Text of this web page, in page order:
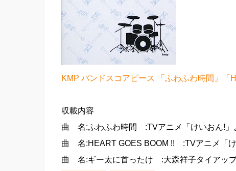
KMP バンドスコアピース 「ふわふわ時間」「
収載内容
曲 名:ふわふわ時間 :TVアニメ「けいおん!」
曲 名:HEART GOES BOOM !! :TVアニメ「け
曲 名:ギー太に首ったけ :大森祥子タイアップ